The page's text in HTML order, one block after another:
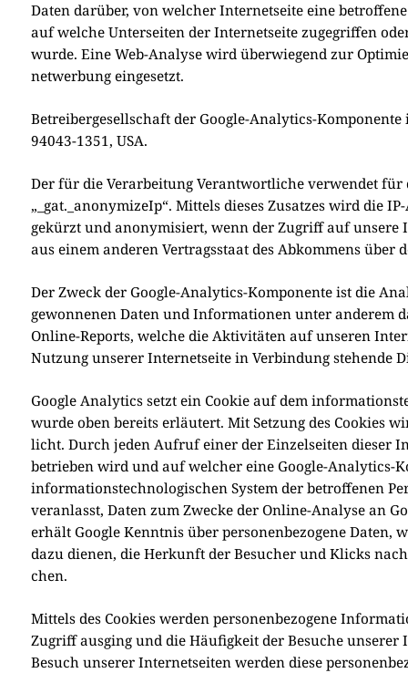
Daten dar­über, von wel­cher Inter­net­sei­te eine
auf wel­che Unter­sei­ten der Inter­net­sei­te zuge­grif­fen
wur­de. Eine Web-Ana­ly­se wird über­wie­gend zur
net­wer­bung ein­ge­setzt.
Betrei­ber­ge­sell­schaft der Goog­le-Ana­ly­tics-
94043-1351, USA.
Der für die Ver­ar­bei­tung Ver­ant­wort­li­che ver­wen­det für
„_gat._anonymizeIp“. Mit­tels die­ses Zusat­zes wird die
gekürzt und anony­mi­siert, wenn der Zugriff auf unse­re
aus einem ande­ren Ver­trags­staat des Abkom­mens
Der Zweck der Goog­le-Ana­ly­tics-Kom­po­nen­te ist die
gewon­ne­nen Daten und Infor­ma­tio­nen unter ande­rem
Online-Reports, wel­che die Akti­vi­tä­ten auf unse­ren
Nut­zung unse­rer Inter­net­sei­te in Ver­bin­dung ste­hen­de
Goog­le Ana­ly­tics setzt ein Coo­kie auf dem
wur­de oben bereits erläu­tert. Mit Set­zung des Coo­kies
licht. Durch jeden Auf­ruf einer der Ein­zel­sei­ten die­ser
betrie­ben wird und auf wel­cher eine Goog­le-
infor­ma­ti­ons­tech­no­lo­gi­schen System der betrof­fe­nen
ver­an­lasst, Daten zum Zwecke der Online-Ana­ly­se an
erhält Goog­le Kennt­nis über per­so­nen­be­zo­ge­ne Daten,
dazu die­nen, die Her­kunft der Besu­cher und Klicks
chen.
Mit­tels des Coo­kies wer­den per­so­nen­be­zo­ge­ne
Zugriff aus­ging und die Häu­fig­keit der Besu­che unse­rer
Besuch unse­rer Inter­net­sei­ten wer­den die­se